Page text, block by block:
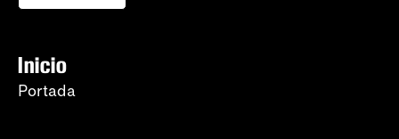
Inicio
Portada